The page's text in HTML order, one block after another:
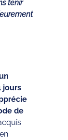
tenir
jours
de